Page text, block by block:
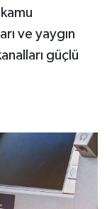
ve yaygın
güçlü